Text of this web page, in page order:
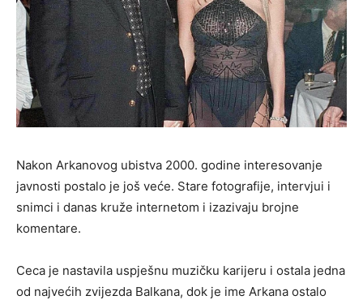
Nakon Arkanovog ubistva 2000. godine interesovanje
javnosti postalo je još veće. Stare fotografije, intervjui i
snimci i danas kruže internetom i izazivaju brojne
komentare.
Ceca je nastavila uspješnu muzičku karijeru i ostala jedna
od najvećih zvijezda Balkana, dok je ime Arkana ostalo